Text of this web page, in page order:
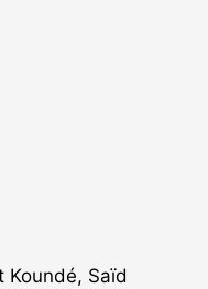
Koundé, Saïd